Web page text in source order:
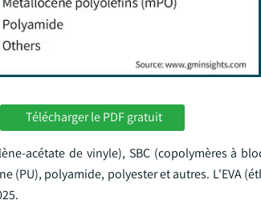
Télécharger le PDF gratuit
acétate de vinyle), SBC (copolymères à
(PU), polyamide, polyester et autres. L'EVA